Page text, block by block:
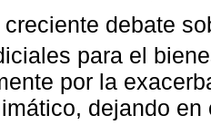
debate
para el
por la
dejando